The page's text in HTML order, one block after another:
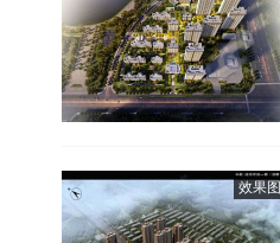
效果图